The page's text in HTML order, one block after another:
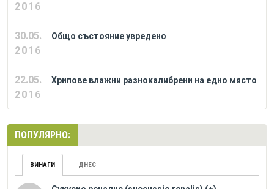
2016
30.05.
2016
Общо състояние увредено
22.05.
2016
Хрипове влажни разнокалибрени на едно място
ПОПУЛЯРНО:
ВИНАГИ ДНЕС